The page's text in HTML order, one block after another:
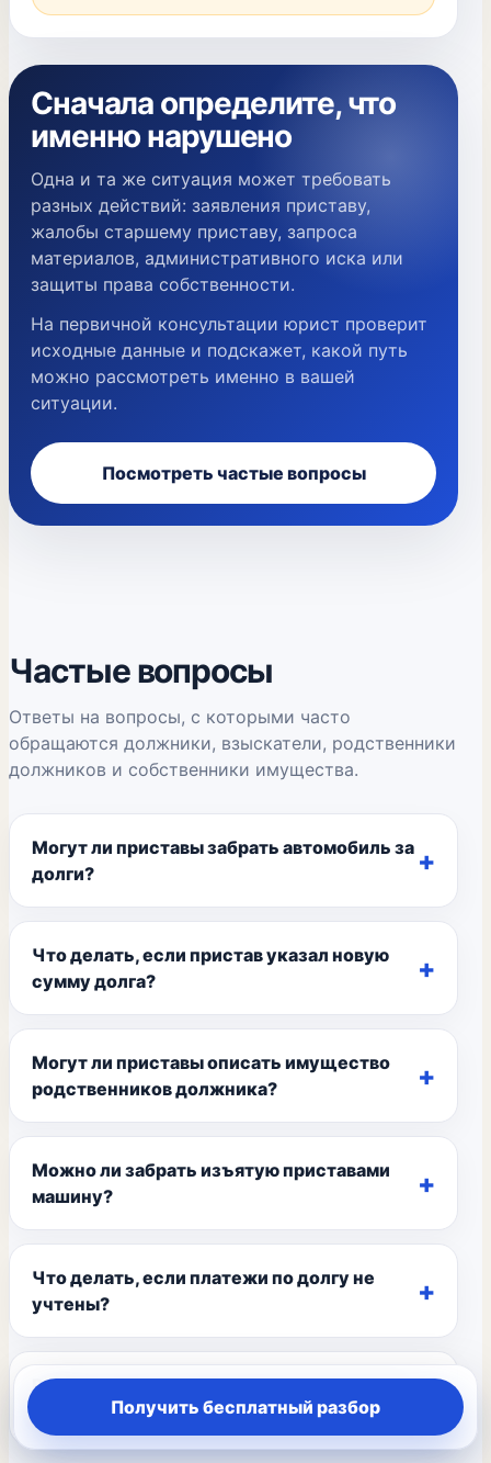
Сначала определите, что
именно нарушено
Одна и та же ситуация может требовать
разных действий: заявления приставу,
жалобы старшему приставу, запроса
материалов, административного иска или
защиты права собственности.
На первичной консультации юрист проверит
исходные данные и подскажет, какой путь
можно рассмотреть именно в вашей
ситуации.
Посмотреть частые вопросы
Частые вопросы
Ответы на вопросы, с которыми часто
обращаются должники, взыскатели, родственники
должников и собственники имущества.
Могут ли приставы забрать автомобиль за
долги?
Что делать, если пристав указал новую
сумму долга?
Могут ли приставы описать имущество
родственников должника?
Можно ли забрать изъятую приставами
машину?
Что делать, если платежи по долгу не
учтены?
Влияет ли долг у приставов на получение
кредита?Получить бесплатный разбор